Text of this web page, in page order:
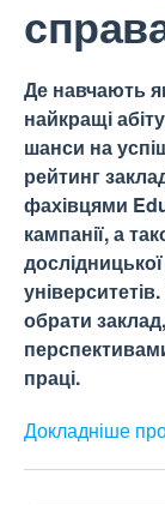
Де навчають
найкращі
шанси на
рейтинг
фахівцями
кампанії, а
обрати
праці.
Докладніше